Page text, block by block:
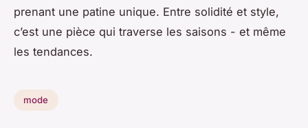
prenant une patine unique. Entre solidité et style,
c’est une pièce qui traverse les saisons - et même
les tendances.
mode